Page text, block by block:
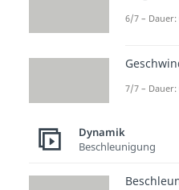
6/7 – Dauer:
7/7 – Dauer:
Dynamik
Beschleunigung